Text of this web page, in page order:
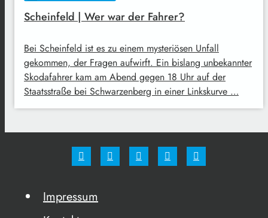
Scheinfeld | Wer war der Fahrer?
Bei Scheinfeld ist es zu einem mysteriösen Unfall
gekommen, der Fragen aufwirft. Ein bislang unbekannter
Skodafahrer kam am Abend gegen 18 Uhr auf der
Staatsstraße bei Schwarzenberg in einer Linkskurve …
Impressum